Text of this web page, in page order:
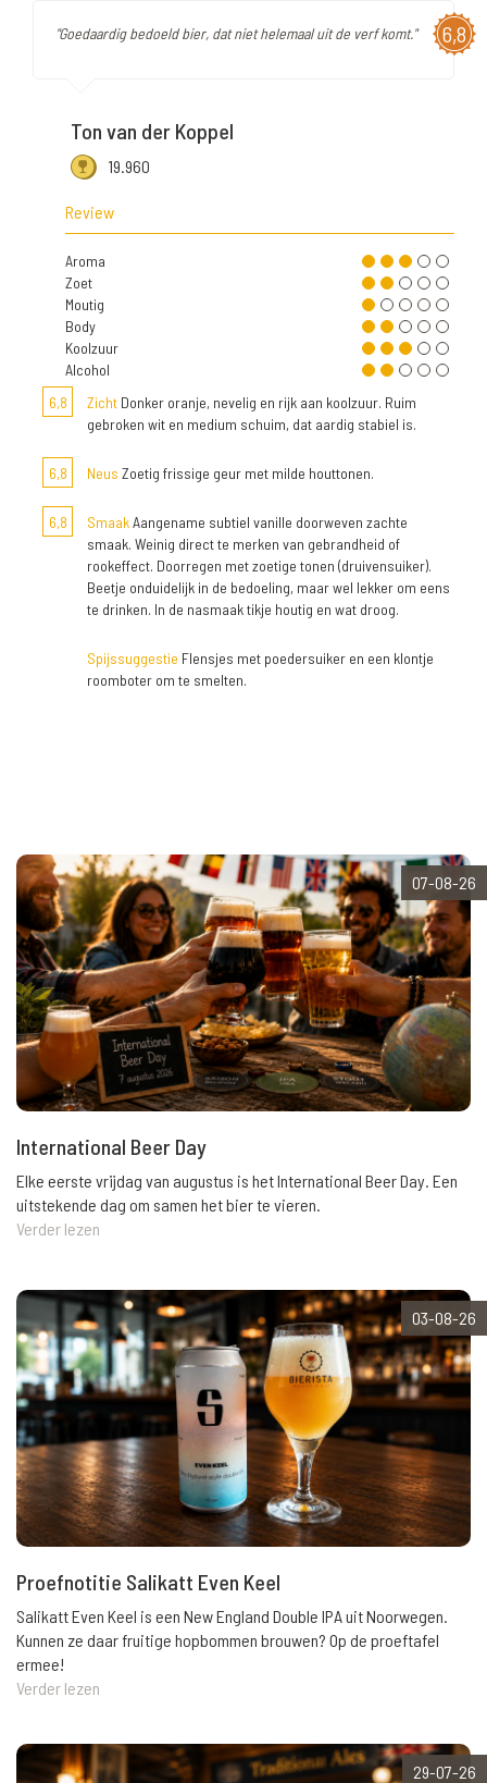
6,8
"Goedaardig bedoeld bier, dat niet helemaal uit de verf komt."
Ton van der Koppel
19.960
Review
Aroma
Zoet
Moutig
Body
Koolzuur
Alcohol
6,8
Zicht Donker oranje, nevelig en rijk aan koolzuur. Ruim
gebroken wit en medium schuim, dat aardig stabiel is.
6,8 Neus Zoetig frissige geur met milde houttonen.
6,8 SmaakAangename subtiel vanille doorweven zachte
smaak. Weinig direct te merken van gebrandheid of
rookeffect. Doorregen met zoetige tonen (druivensuiker).
Beetje onduidelijk in de bedoeling, maar wel lekker om eens
te drinken. In de nasmaak tikje houtig en wat droog.
Spijssuggestie Flensjes met poedersuiker en een klontje
roomboter om te smelten.
07-08-26
International Beer Day
Elke eerste vrijdag van augustus is het International Beer Day. Een
uitstekende dag om samen het bier te vieren.
Verder lezen
03-08-26
Proefnotitie Salikatt Even Keel
Salikatt Even Keel is een New England Double IPA uit Noorwegen.
Kunnen ze daar fruitige hopbommen brouwen? Op de proeftafel
ermee!
Verder lezen
29-07-26